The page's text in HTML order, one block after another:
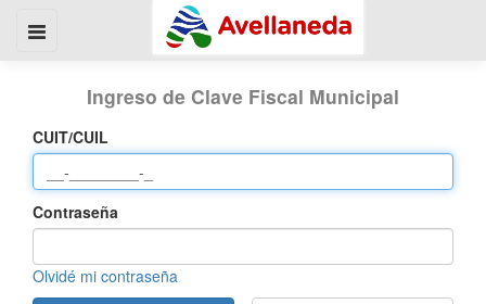
Ingreso de Clave Fiscal Municipal
CUIT/CUIL
Contraseña
Olvidé mi contraseña